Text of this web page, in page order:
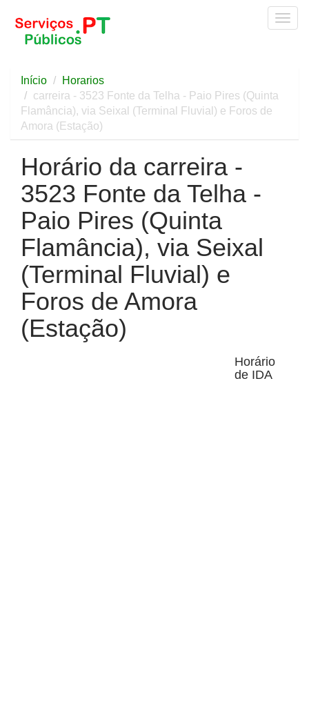
Início
Horarios
carreira - 3523 Fonte da Telha - Paio Pires (Quinta
Flamância), via Seixal (Terminal Fluvial) e Foros de
Amora (Estação)
Horário da carreira -
3523 Fonte da Telha -
Paio Pires (Quinta
Flamância), via Seixal
(Terminal Fluvial) e
Foros de Amora
(Estação)
Horário
de IDA